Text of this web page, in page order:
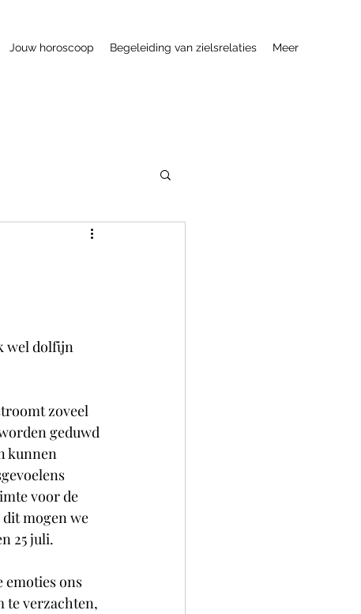
Jouw horoscoop Begeleiding van zielsrelaties Meer
wel dolfijn
zoveel
geduwd
kunnen
voor de
mogen we
25 juli.
emoties ons
te verzachten,